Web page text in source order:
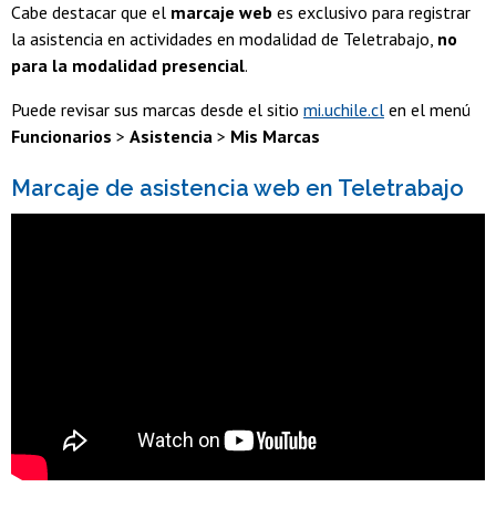
Cabe destacar que el marcaje web es exclusivo para registrar
la asistencia en actividades en modalidad de Teletrabajo, no
para la modalidad presencial.
Puede revisar sus marcas desde el sitio mi.uchile.cl en el menú
Funcionarios > Asistencia > Mis Marcas
Marcaje de asistencia web en Teletrabajo